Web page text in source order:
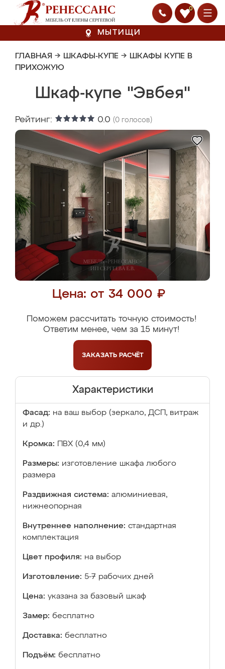
0
МЫТИЩИ
ГЛАВНАЯ → ШКАФЫ-КУПЕ → ШКАФЫ КУПЕ В
ПРИХОЖУЮ
Шкаф-купе "Эвбея"
Рейтинг: 0.0 (0 голосов)
Цена: от 34 000 ₽
Поможем рассчитать точную стоимость!
Ответим менее, чем за 15 минут!
ЗАКАЗАТЬ РАСЧЁТ
Характеристики
Фасад: на ваш выбор (зеркало, ДСП, витраж
и др.)
Кромка: ПВХ (0,4 мм)
Размеры: изготовление шкафа любого
размера
Раздвижная система: алюминиевая,
нижнеопорная
Внутреннее наполнение: стандартная
комплектация
Цвет профиля: на выбор
Изготовление: 5-7 рабочих дней
Цена: указана за базовый шкаф
Замер: бесплатно
Доставка: бесплатно
Подъём: бесплатно